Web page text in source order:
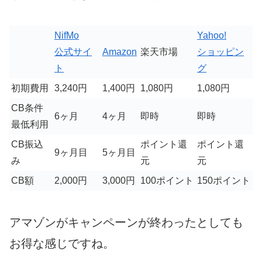
NifMo
公式サイ
ト
Amazon 楽天市場
Yahoo!
ショッピン
グ
初期費用
3,240円 1,400円 1,080円
1,080円
CB条件
最低利用
6ヶ月 4ヶ月 即時 即時
CB振込
み
9ヶ月目 5ヶ月目
ポイント還
元
ポイント還
元
CB額
2,000円 3,000円 100ポイント 150ポイント
アマゾンがキャンペーンが終わったとしても
お得な感じですね。